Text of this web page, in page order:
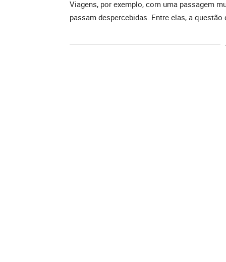
Viagens, por exemplo, com uma passagem
passam despercebidas. Entre elas, a